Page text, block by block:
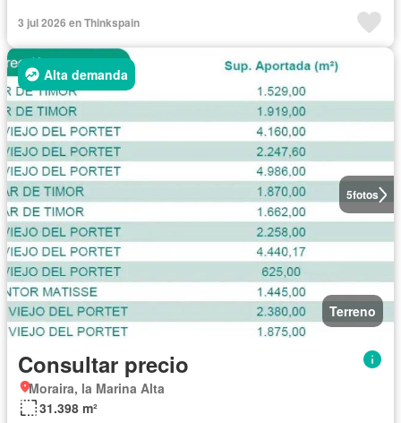
3 jul 2026 en Thinkspain
5fotos
Alta demanda
Terreno
Consultar precio
Moraira, la Marina Alta
31.398 m²